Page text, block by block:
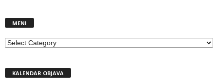
MENI
MENI
KALENDAR OBJAVA